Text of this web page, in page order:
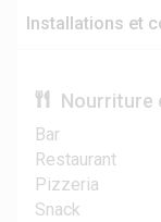
Installations et
Nourriture
Bar
Restaurant
Pizzeria
Snack